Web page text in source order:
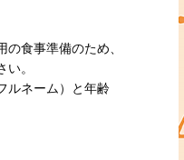
食事準備のため、
。
ルネーム）と年齢